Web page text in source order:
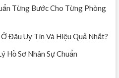
Từng Bước Cho Từng Phòng
Đâu Uy Tín Và Hiệu Quả Nhất?
Hồ Sơ Nhân Sự Chuẩn